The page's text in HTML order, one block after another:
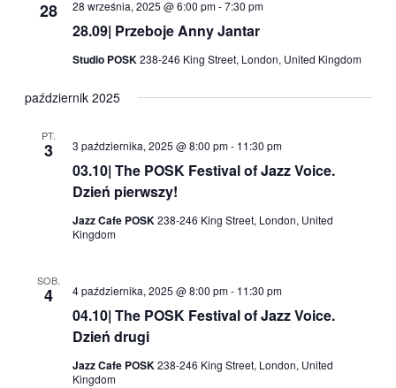
28
28.09| Przeboje Anny Jantar
28 września, 2025 @ 6:00 pm-7:30 pm
Studio POSK238-246 King Street, London, United Kingdom
październik 2025
PT.
3
03.10| The POSK Festival of Jazz Voice.
Dzień pierwszy!
3 października, 2025 @ 8:00 pm- 11:30 pm
Jazz Cafe POSK238-246 King Street, London, United
Kingdom
SOB.
4
04.10| The POSK Festival of Jazz Voice.
Dzień drugi
4 października, 2025 @ 8:00 pm- 11:30 pm
Jazz Cafe POSK238-246 King Street, London, United
Kingdom